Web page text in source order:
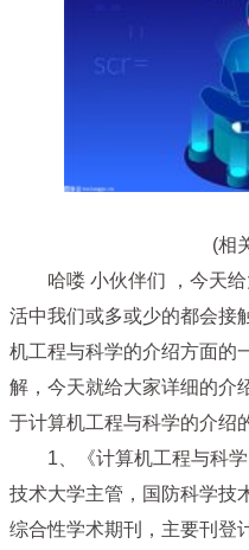
(相
哈喽 小伙伴们 ，今天
活中我们或多或少的都会接
机工程与科学的介绍方面的
解，今天就给大家详细的介
于计算机工程与科学的介绍
1、《计算机工程与科
技术大学主管，国防科学技
综合性学术期刊，主要刊登